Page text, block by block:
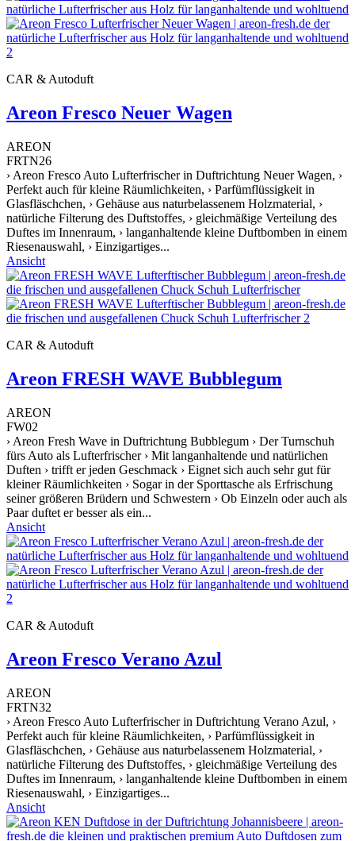
CAR & Autoduft
Areon Fresco Neuer Wagen
AREON
FRTN26
› Areon Fresco Auto Lufterfrischer in Duftrichtung Neuer Wagen, ›
Perfekt auch für kleine Räumlichkeiten, › Parfümflüssigkeit in
Glasfläschchen, › Gehäuse aus naturbelassenem Holzmaterial, ›
natürliche Filterung des Duftstoffes, › gleichmäßige Verteilung des
Duftes im Innenraum, › langanhaltende kleine Duftbomben in einem
Riesenauswahl, › Einzigartiges...
Ansicht
CAR & Autoduft
Areon FRESH WAVE Bubblegum
AREON
FW02
› Areon Fresh Wave in Duftrichtung Bubblegum › Der Turnschuh
fürs Auto als Lufterfrischer › Mit langanhaltende und natürlichen
Duften › trifft er jeden Geschmack › Eignet sich auch sehr gut für
kleiner Räumlichkeiten › Sogar in der Sporttasche als Erfrischung
seiner größeren Brüdern und Schwestern › Ob Einzeln oder auch als
Paar duftet er besser als ein...
Ansicht
CAR & Autoduft
Areon Fresco Verano Azul
AREON
FRTN32
› Areon Fresco Auto Lufterfrischer in Duftrichtung Verano Azul, ›
Perfekt auch für kleine Räumlichkeiten, › Parfümflüssigkeit in
Glasfläschchen, › Gehäuse aus naturbelassenem Holzmaterial, ›
natürliche Filterung des Duftstoffes, › gleichmäßige Verteilung des
Duftes im Innenraum, › langanhaltende kleine Duftbomben in einem
Riesenauswahl, › Einzigartiges...
Ansicht